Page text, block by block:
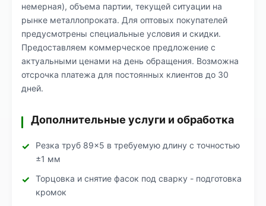
немерная), объема партии, текущей ситуации на
рынке металлопроката. Для оптовых покупателей
предусмотрены специальные условия и скидки.
Предоставляем коммерческое предложение с
актуальными ценами на день обращения. Возможна
отсрочка платежа для постоянных клиентов до 30
дней.
Дополнительные услуги и обработка
Резка труб 89×5 в требуемую длину с точностью
±1 мм
Торцовка и снятие фасок под сварку - подготовка
кромок